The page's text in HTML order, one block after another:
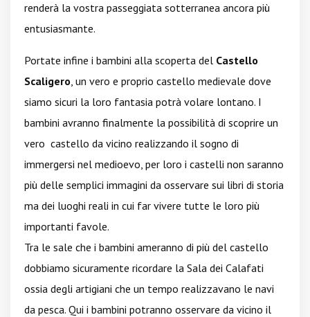
renderà la vostra passeggiata sotterranea ancora più
entusiasmante.
Portate infine i bambini alla scoperta del Castello
Scaligero, un vero e proprio castello medievale dove
siamo sicuri la loro fantasia potrà volare lontano. I
bambini avranno finalmente la possibilità di scoprire un
vero castello da vicino realizzando il sogno di
immergersi nel medioevo, per loro i castelli non saranno
più delle semplici immagini da osservare sui libri di storia
ma dei luoghi reali in cui far vivere tutte le loro più
importanti favole.
Tra le sale che i bambini ameranno di più del castello
dobbiamo sicuramente ricordare la Sala dei Calafati
ossia degli artigiani che un tempo realizzavano le navi
da pesca. Qui i bambini potranno osservare da vicino il